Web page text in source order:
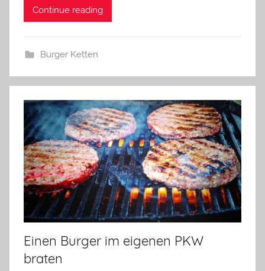
Continue reading
Burger Ketten
Einen Burger im eigenen PKW
braten